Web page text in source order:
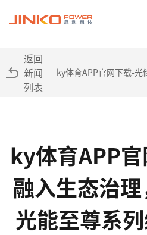
返回
新闻
列表
ky体育APP官网下载-光
ky体育APP
融入生态治
光能至尊系